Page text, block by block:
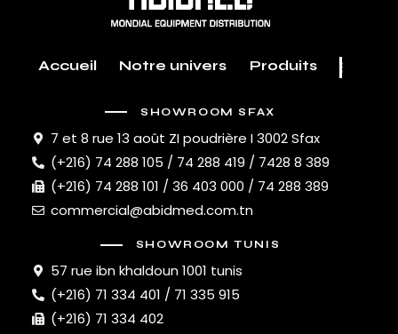
Accueil Notre univers Produits
SHOWROOM SFAX
7 et 8 rue 13 août ZI poudrière I 3002 Sfax
(+216) 74 288 105 / 74 288 419 / 7428 8 389
(+216) 74 288 101 / 36 403 000 / 74 288 389
commercial@abidmed.com.tn
SHOWROOM TUNIS
57 rue ibn khaldoun 1001 tunis
(+216) 71 334 401 / 71 335 915
(+216) 71 334 402